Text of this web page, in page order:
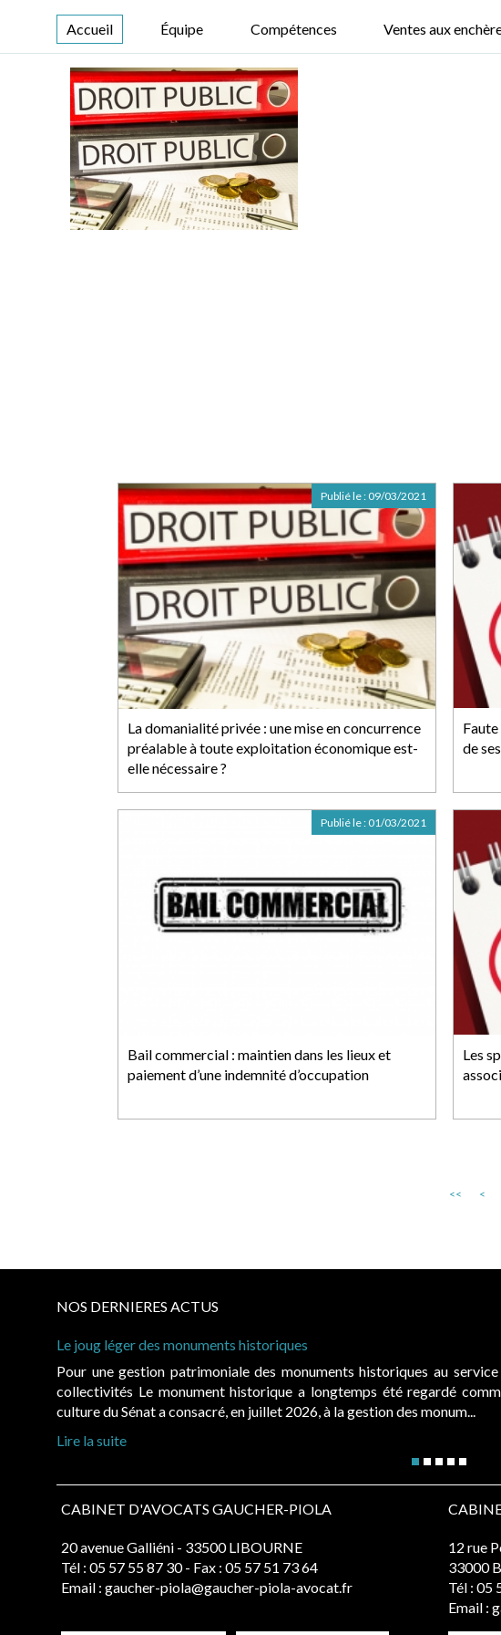
Accueil Équipe Compétences Ventes aux
La domanialité privée : une mise en concurrence
préalable à toute exploitation économique est-
elle nécessaire ?
Publié le : 09/03/2021
de
Bail commercial : maintien dans les lieux et
paiement d’une indemnité d’occupation
Publié le : 01/03/2021
Les
<< <
NOS DERNIERES ACTUS
Le joug léger des monuments historiques
Pour une gestion patrimoniale des monuments historiques au
collectivités Le monument historique a longtemps été regardé
culture du Sénat a consacré, en juillet 2026, à la gestion des monum...
Lire la suite
CABINET D'AVOCATS GAUCHER-PIOLA
20 avenue Galliéni - 33500 LIBOURNE
Tél : 05 57 55 87 30 - Fax : 05 57 51 73 64
Email : gaucher-piola@gaucher-piola-avocat.fr
12 rue
33000
Tél : 05
Email :